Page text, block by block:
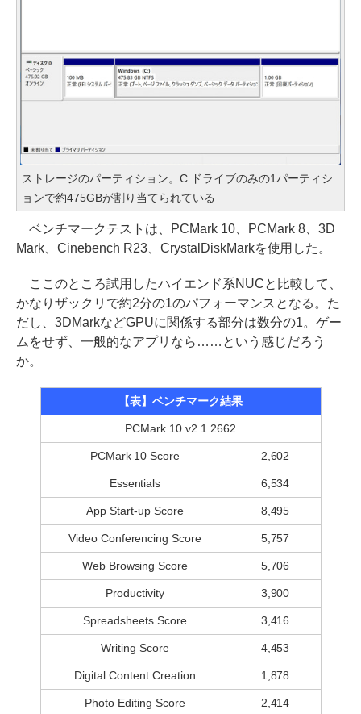
ストレージのパーティション。C:ドライブのみの1パーティシ
ョンで約475GBが割り当てられている
ベンチマークテストは、PCMark 10、PCMark 8、3D
Mark、Cinebench R23、CrystalDiskMarkを使用した。
ここのところ試用したハイエンド系NUCと比較して、
かなりザックリで約2分の1のパフォーマンスとなる。た
だし、3DMarkなどGPUに関係する部分は数分の1。ゲー
ムをせず、一般的なアプリなら……という感じだろう
か。
【表】ベンチマーク結果
PCMark 10 v2.1.2662
PCMark 10 Score 2,602
Essentials 6,534
App Start-up Score 8,495
Video Conferencing Score 5,757
Web Browsing Score 5,706
Productivity 3,900
Spreadsheets Score 3,416
Writing Score 4,453
Digital Content Creation 1,878
Photo Editing Score 2,414